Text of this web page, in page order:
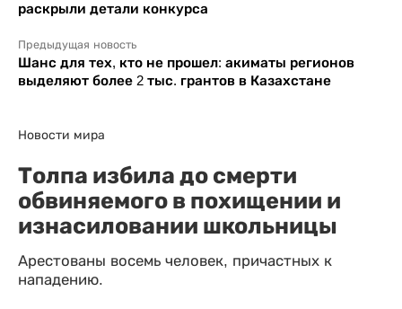
раскрыли детали конкурса
Предыдущая новость
Шанс для тех, кто не прошел: акиматы регионов
выделяют более 2 тыс. грантов в Казахстане
Новости мира
Толпа избила до смерти
обвиняемого в похищении и
изнасиловании школьницы
Арестованы восемь человек, причастных к
нападению.